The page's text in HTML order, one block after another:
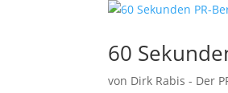
60
von Dirk Rabis - Der